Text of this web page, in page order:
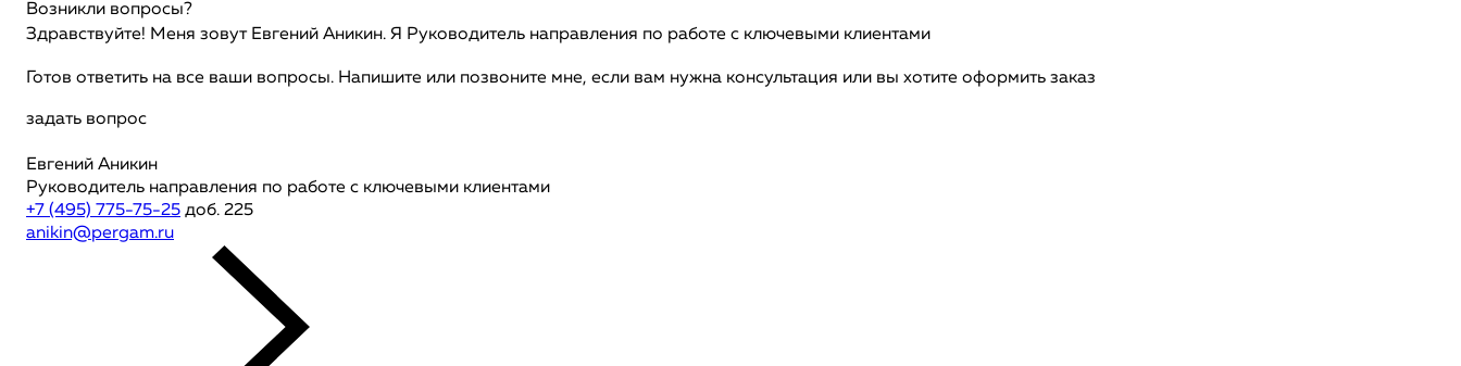
Возникли вопросы?
Здравствуйте! Меня зовут Евгений Аникин. Я Руководитель направления по работе с ключевыми клиентами
Готов ответить на все ваши вопросы. Напишите или позвоните мне, если вам нужна консультация или вы хотите оформить заказ
задать вопрос
Евгений Аникин
Руководитель направления по работе с ключевыми клиентами
+7 (495) 775-75-25 доб. 225
anikin@pergam.ru